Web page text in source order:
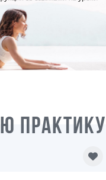
ПРАКТИКУ